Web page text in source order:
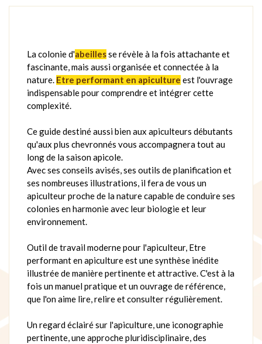
La colonie d'abeillesse révèle à la fois attachante et
fascinante, mais aussi organisée et connectée à la
nature. Etre performant en apiculture est l'ouvrage
indispensable pour comprendre et intégrer cette
complexité.
Ce guide destiné aussi bien aux apiculteurs débutants
qu'aux plus chevronnés vous accompagnera tout au
long de la saison apicole.
Avec ses conseils avisés, ses outils de planification et
ses nombreuses illustrations, il fera de vous un
apiculteur proche de la nature capable de conduire ses
colonies en harmonie avec leur biologie et leur
environnement.
Outil de travail moderne pour l'apiculteur, Etre
performant en apiculture est une synthèse inédite
illustrée de manière pertinente et attractive. C'est à la
fois un manuel pratique et un ouvrage de référence,
que l'on aime lire, relire et consulter régulièrement.
Un regard éclairé sur l'apiculture, une iconographie
pertinente, une approche pluridisciplinaire, des